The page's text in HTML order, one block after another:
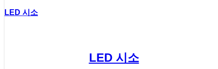
LED 시소
LED 시소